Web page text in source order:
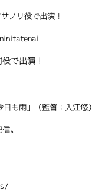
ノリ役で出演！
で出演！
も雨」（監督：入江悠）
。